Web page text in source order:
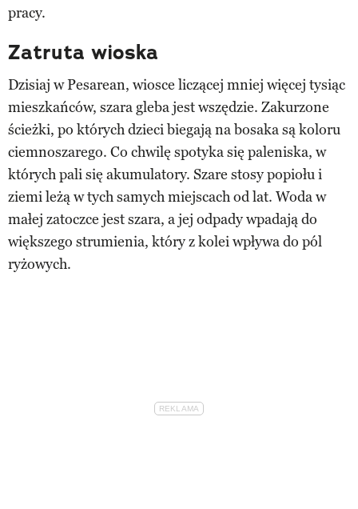
pracy.
Zatruta wioska
Dzisiaj w Pesarean, wiosce liczącej mniej więcej tysiąc
mieszkańców, szara gleba jest wszędzie. Zakurzone
ścieżki, po których dzieci biegają na bosaka są koloru
ciemnoszarego. Co chwilę spotyka się paleniska, w
których pali się akumulatory. Szare stosy popiołu i
ziemi leżą w tych samych miejscach od lat. Woda w
małej zatoczce jest szara, a jej odpady wpadają do
większego strumienia, który z kolei wpływa do pól
ryżowych.